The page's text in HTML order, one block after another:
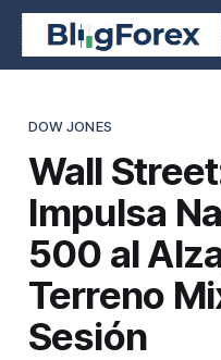
DOW JONES
Wall
Impulsa
500 al
Terreno
Sesión